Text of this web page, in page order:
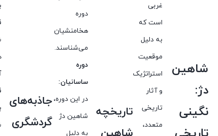
شاهین
دژ:
نگینی
غربی
است که
به دلیل
موقعیت
استراتژیک
و آثار
تاریخی
متعدد،
تاریخچه
دوره
هخامنشیان
می‌شناسند.
دوره
ساسانیان:
در این دوره،
شاهین دژ
به دلیل
جاذبه‌های
گردشگری